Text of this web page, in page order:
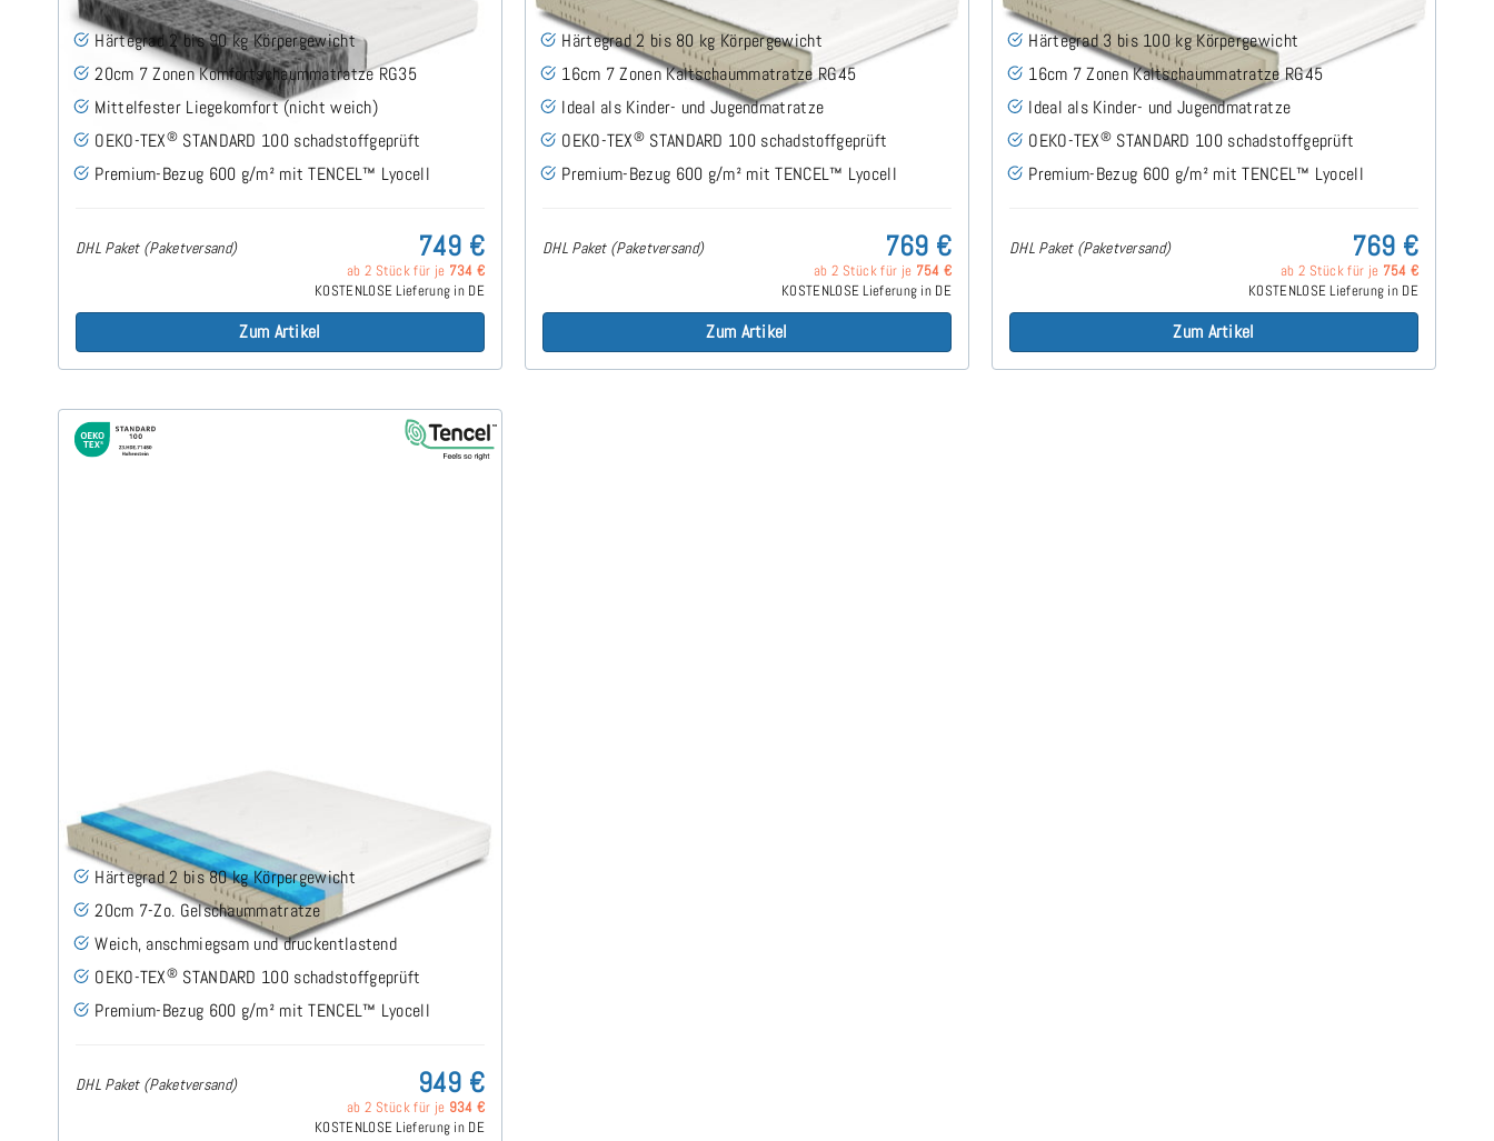
Härtegrad 2 bis 90 kg Körpergewicht
20cm 7 Zonen Komfortschaummatratze RG35
Mittelfester Liegekomfort (nicht weich)
OEKO-TEX® STANDARD 100 schadstoffgeprüft
Premium-Bezug 600 g/m² mit TENCEL™ Lyocell
DHL Paket (Paketversand) 749 €
ab 2 Stück für je 734 €
KOSTENLOSE Lieferung in DE
Zum Artikel
Härtegrad 2 bis 80 kg Körpergewicht
16cm 7 Zonen Kaltschaummatratze RG45
Ideal als Kinder- und Jugendmatratze
OEKO-TEX® STANDARD 100 schadstoffgeprüft
Premium-Bezug 600 g/m² mit TENCEL™ Lyocell
DHL Paket (Paketversand) 769 €
ab 2 Stück für je 754 €
KOSTENLOSE Lieferung in DE
Zum Artikel
Härtegrad 3 bis 100 kg Körpergewicht
16cm 7 Zonen Kaltschaummatratze RG45
Ideal als Kinder- und Jugendmatratze
OEKO-TEX® STANDARD 100 schadstoffgeprüft
Premium-Bezug 600 g/m² mit TENCEL™ Lyocell
DHL Paket (Paketversand) 769 €
ab 2 Stück für je 754 €
KOSTENLOSE Lieferung in DE
Zum Artikel
Siro Gel H2 (TENCEL™ Lyocell) Gelschaummatratze
240x200 cm - Sonderanfertigung
(44)
Härtegrad 2 bis 80 kg Körpergewicht
20cm 7-Zo. Gelschaummatratze
Weich, anschmiegsam und druckentlastend
OEKO-TEX® STANDARD 100 schadstoffgeprüft
Premium-Bezug 600 g/m² mit TENCEL™ Lyocell
DHL Paket (Paketversand) 949 €
ab 2 Stück für je 934 €
KOSTENLOSE Lieferung in DE